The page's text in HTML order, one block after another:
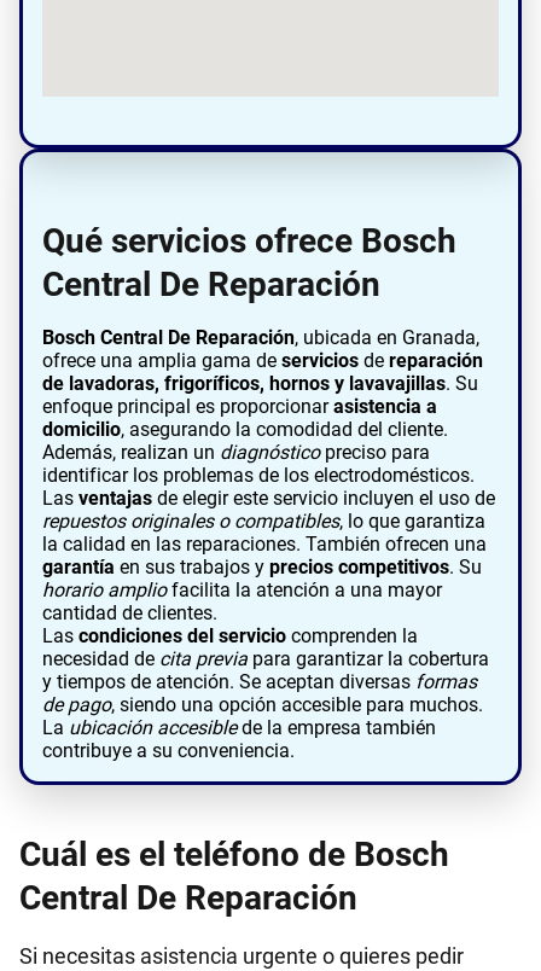
Qué servicios ofrece Bosch
Central De Reparación
Bosch Central De Reparación, ubicada en Granada,
ofrece una amplia gama de servicios de reparación
de lavadoras, frigoríficos, hornos y lavavajillas. Su
enfoque principal es proporcionarasistencia a
domicilio, asegurando la comodidad del cliente.
Además, realizan un diagnósticopreciso para
identificar los problemas de los electrodomésticos.
Las ventajas de elegir este servicio incluyen el uso de
repuestos originales o compatibles, lo que garantiza
la calidad en las reparaciones. También ofrecen una
garantía en sus trabajos y precios competitivos. Su
horario ampliofacilita la atención a una mayor
cantidad de clientes.
Las condiciones del servicio comprenden la
necesidad de cita previa para garantizar la cobertura
y tiempos de atención. Se aceptan diversas formas
de pago, siendo una opción accesible para muchos.
La ubicación accesiblede la empresa también
contribuye a su conveniencia.
Cuál es el teléfono de Bosch
Central De Reparación
Si necesitas asistencia urgente o quieres pedir